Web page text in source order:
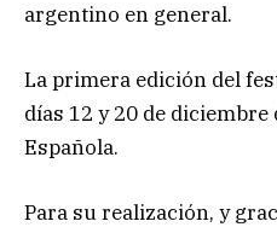
argentino en general.
La primera edición del
días 12 y 20 de diciembre
Española.
Para su realización, y